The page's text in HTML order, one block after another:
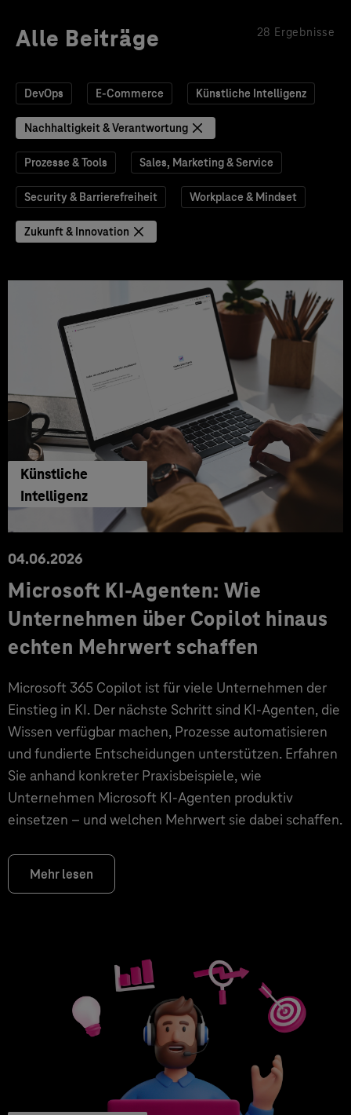
Alle Beiträge 28 Ergebnisse
DevOps E-Commerce Künstliche Intelligenz
Nachhaltigkeit & Verantwortung
Prozesse & Tools Sales, Marketing & Service
Security & Barrierefreiheit Workplace & Mindset
Zukunft & Innovation
Künstliche
Intelligenz
04.06.2026
Microsoft KI-Agenten: Wie
Unternehmen über Copilot hinaus
echten Mehrwert schaffen
Microsoft 365 Copilot ist für viele Unternehmen der
Einstieg in KI. Der nächste Schritt sind KI-Agenten, die
Wissen verfügbar machen, Prozesse automatisieren
und fundierte Entscheidungen unterstützen. Erfahren
Sie anhand konkreter Praxisbeispiele, wie
Unternehmen Microsoft KI-Agenten produktiv
einsetzen – und welchen Mehrwert sie dabei schaffen.
Mehr lesen